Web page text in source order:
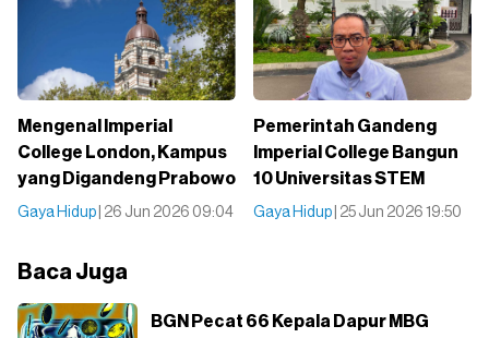
Mengenal Imperial
College London, Kampus
yang Digandeng Prabowo
Gaya Hidup | 26 Jun 2026 09:04
Pemerintah Gandeng
Imperial College Bangun
10 Universitas STEM
Gaya Hidup | 25 Jun 2026 19:50
Baca Juga
BGN Pecat 66 Kepala Dapur MBG